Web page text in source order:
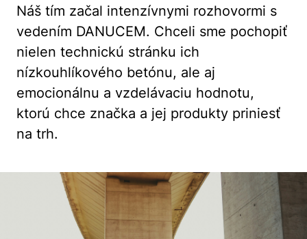
Náš tím začal intenzívnymi rozhovormi s
vedením DANUCEM. Chceli sme pochopiť
nielen technickú stránku ich
nízkouhlíkového betónu, ale aj
emocionálnu a vzdelávaciu hodnotu,
ktorú chce značka a jej produkty priniesť
na trh.